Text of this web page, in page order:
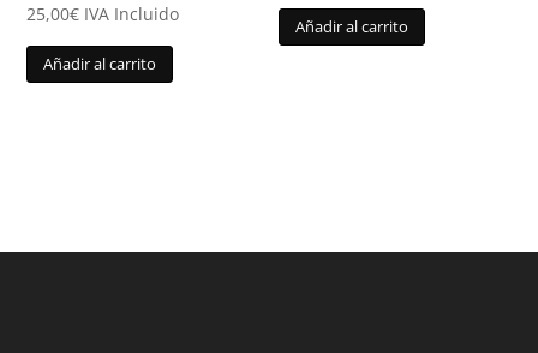
25,00€ IVA Incluido
Añadir al carrito
Añadir al carrito